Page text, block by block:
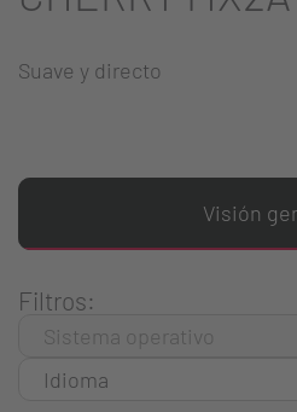
Suave y directo
Visión
Filtros: